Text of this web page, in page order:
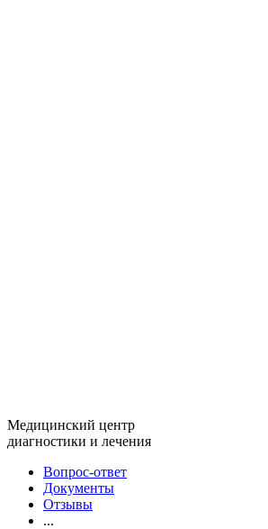
Медицинский центр
диагностики и лечения
Вопрос-ответ
Документы
Отзывы
...